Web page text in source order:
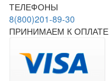
ТЕЛЕФОНЫ
8(800)201-89-30
ПРИНИМАЕМ К ОПЛАТЕ